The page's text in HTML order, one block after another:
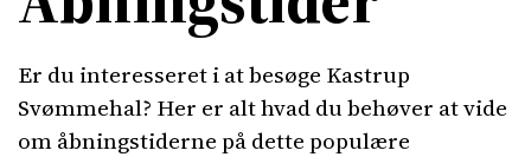
Er du interesseret i at besøge Kastrup
Svømmehal? Her er alt hvad du behøver at vide
om åbningstiderne på dette populære